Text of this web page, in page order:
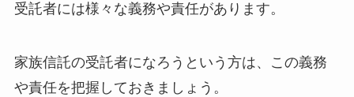
受託者には様々な義務や責任があります。
家族信託の受託者になろうという方は、この義務
や責任を把握しておきましょう。